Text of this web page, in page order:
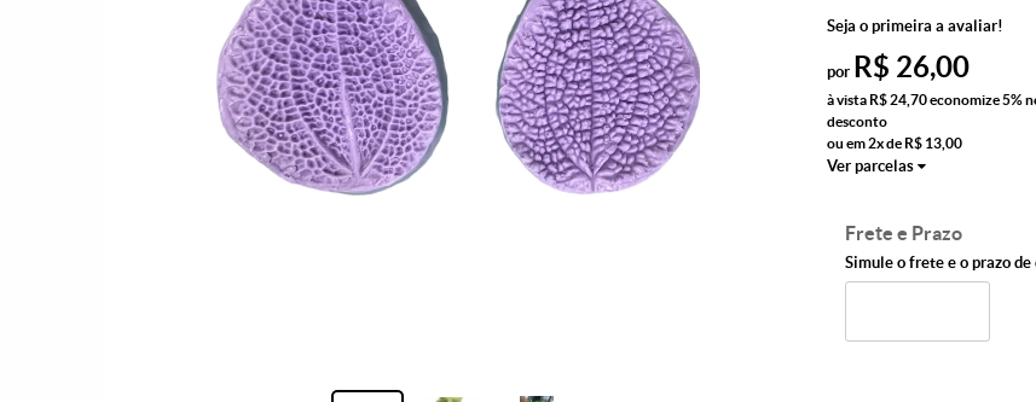
Seja o primeira a avaliar!
por R$ 26,00
à vista R$ 24,70economize5%
desconto
ou em2xde R$ 13,00
Ver parcelas
Frete e Prazo
Simule o frete e o prazo